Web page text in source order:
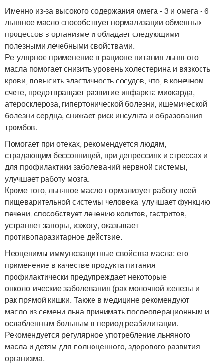
Именно из-за высокого содержания омега - 3 и омега - 6
льняное масло способствует нормализации обменных
процессов в организме и обладает следующими
полезными лечебными свойствами.
Регулярное применение в рационе питания льняного
масла помогает снизить уровень холестерина и вязкость
крови, повысить эластичность сосудов, что, в конечном
счете, предотвращает развитие инфаркта миокарда,
атеросклероза, гипертонической болезни, ишемической
болезни сердца, снижает риск инсульта и образования
тромбов.
Помогает при отеках, рекомендуется людям,
страдающим бессонницей, при депрессиях и стрессах и
для профилактики заболеваний нервной системы,
улучшает работу мозга.
Кроме того, льняное масло нормализует работу всей
пищеварительной системы человека: улучшает функцию
печени, способствует лечению колитов, гастритов,
устраняет запоры, изжогу, оказывает
противопаразитарное действие.
Неоценимы иммунозащитные свойства масла: его
применение в качестве продукта питания
профилактически предупреждает некоторые
онкологические заболевания (рак молочной железы и
рак прямой кишки. Также в медицине рекомендуют
масло из семени льна принимать послеоперационным и
ослабленным больным в период реабилитации.
Рекомендуется регулярное употребление льняного
масла и детям для полноценного, здорового развития
организма.